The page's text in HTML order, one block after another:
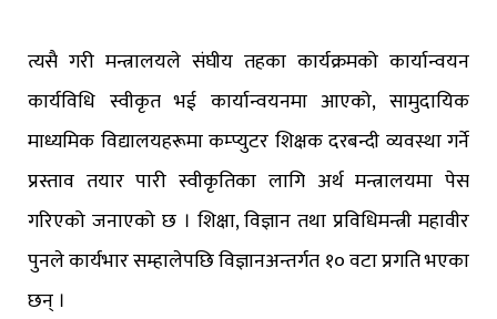
त्यसै गरी मन्त्रालयले संघीय तहका कार्यक्रमको कार्यान्वयन
कार्यविधि स्वीकृत भई कार्यान्वयनमा आएको, सामुदायिक
माध्यमिक विद्यालयहरूमा कम्प्युटर शिक्षक दरबन्दी व्यवस्था गर्ने
प्रस्ताव तयार पारी स्वीकृतिका लागि अर्थ मन्त्रालयमा पेस
गरिएको जनाएको छ । शिक्षा, विज्ञान तथा प्रविधिमन्त्री महावीर
पुनले कार्यभार सम्हालेपछि विज्ञानअन्तर्गत १० वटा प्रगति भएका
छन् ।